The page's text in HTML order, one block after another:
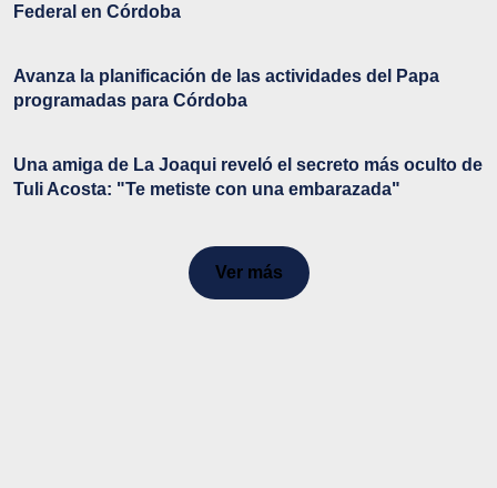
Federal en Córdoba
Avanza la planificación de las actividades del Papa
programadas para Córdoba
Una amiga de La Joaqui reveló el secreto más oculto de
Tuli Acosta: "Te metiste con una embarazada"
Ver más